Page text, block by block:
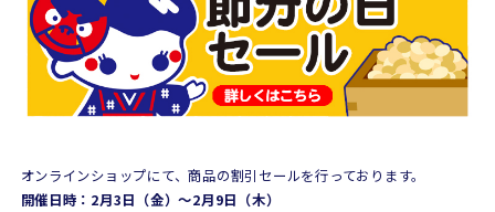
オンラインショップにて、商品の割引セールを行っております。
開催日時：2月3日（金）～2月9日（木）